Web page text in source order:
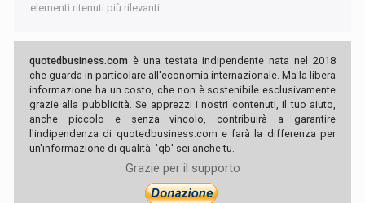
elementi ritenuti più rilevanti.
quotedbusiness.com è una testata indipendente nata nel 2018
che guarda in particolare all'economia internazionale. Ma la libera
informazione ha un costo, che non è sostenibile esclusivamente
grazie alla pubblicità. Se apprezzi i nostri contenuti, il tuo aiuto,
anche piccolo e senza vincolo, contribuirà a garantire
l'indipendenza di quotedbusiness.com e farà la differenza per
un'informazione di qualità. 'qb' sei anche tu.
Grazie per il supporto